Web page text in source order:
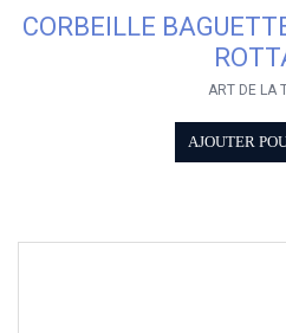
CORBEILLE
ART DE LA
AJOUTER